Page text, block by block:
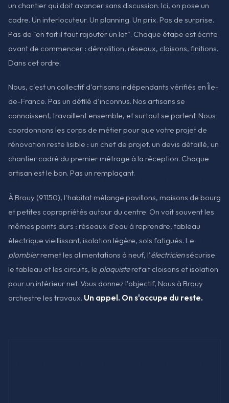
un chantier qui doit avancer sans discussion. Ici, on pose un
cadre. Un interlocuteur. Un planning. Un prix. Pas de surprise.
Pas de "en fait il faut rajouter un lot". Chaque étape est écrite
avant de commencer : démolition, réseaux, cloisons, finitions.
Dans cet ordre.
Nous, c'est un collectif d'artisans indépendants vérifiés en Île-
de-France. Pas un défilé d'inconnus. Nos artisans se
connaissent, travaillent ensemble, et surtout se parlent. Nous
coordonnons les corps de métier pour que votre projet de
rénovation reste lisible : un chef de projet, un devis détaillé, un
chantier cadré du premier métrage à la réception. Chaque
artisan est le bon. Pas un remplaçant.
À Brouy (91150), l'habitat mélange pavillons, maisons de bourg
et petites copropriétés autour du centre. On voit souvent les
mêmes points durs : réseaux d'eau à reprendre, tableau
électrique vieillissant, isolation légère, sols fatigués. Le
plombierremet les alimentations à neuf, l'électriciensécurise
le tableau et les circuits, le plaquisterefait cloisons et isolation
pour un intérieur net. Vous donnez l'objectif, Nous à Brouy
orchestre les travaux. Un appel. On s'occupe du reste.